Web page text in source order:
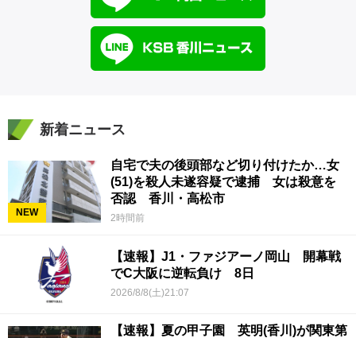
新着ニュース
NEW
自宅で夫の後頭部など切り付けたか…女
(51)を殺人未遂容疑で逮捕 女は殺意を
否認 香川・高松市
2時間前
【速報】J1・ファジアーノ岡山 開幕戦
でC大阪に逆転負け 8日
2026/8/8(土)21:07
【速報】夏の甲子園 英明(香川)が関東第